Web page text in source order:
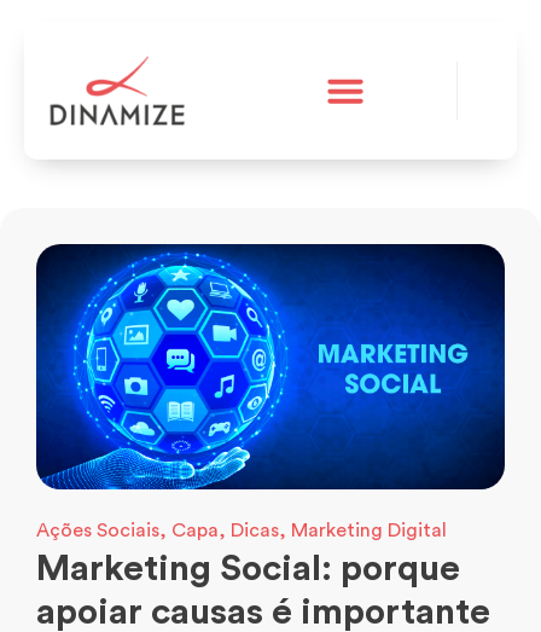
Ações Sociais, Capa, Dicas, Marketing Digital
Marketing Social: porque
apoiar causas é importante